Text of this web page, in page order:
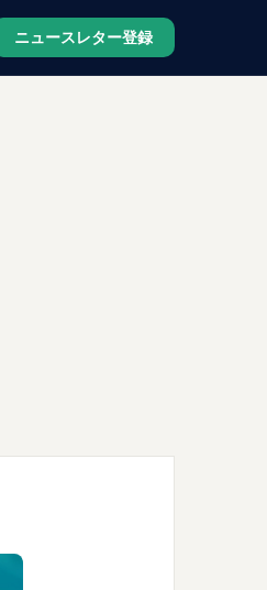
ニュースレター登録